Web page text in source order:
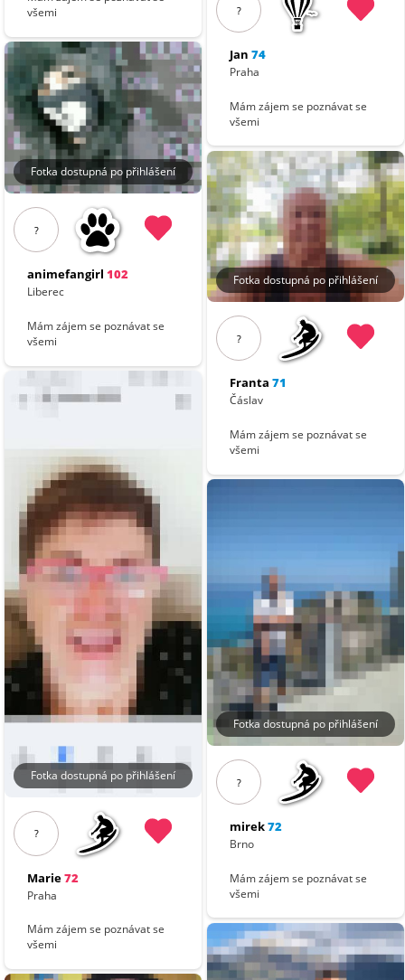
všemi
Fotka dostupná po přihlášení
?
animefangirl 102
Liberec
Mám zájem se poznávat se
všemi
Fotka dostupná po přihlášení
?
Marie72
Praha
Mám zájem se poznávat se
všemi
?
Jan 74
Praha
Mám zájem se poznávat se
všemi
Fotka dostupná po přihlášení
?
Franta 71
Čáslav
Mám zájem se poznávat se
všemi
Fotka dostupná po přihlášení
?
mirek72
Brno
Mám zájem se poznávat se
všemi